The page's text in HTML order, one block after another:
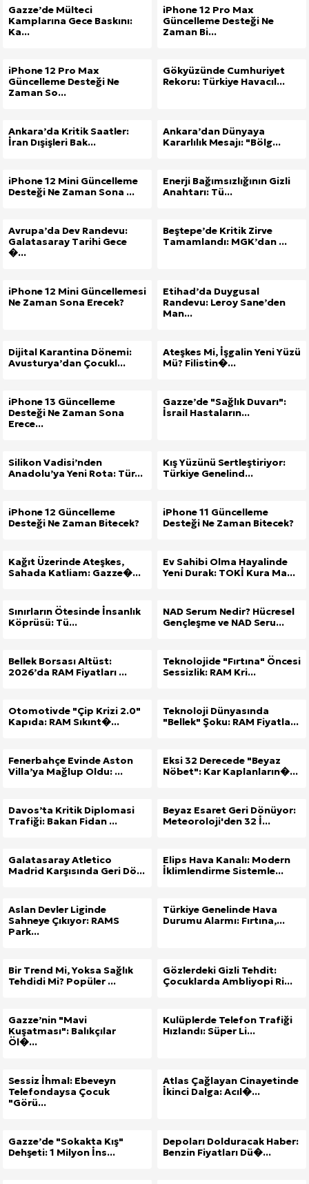
Gazze’de Mülteci
Kamplarına Gece Baskını:
Ka...
iPhone 12 Pro Max
Güncelleme Desteği Ne
Zaman Bi...
iPhone 12 Pro Max
Güncelleme Desteği Ne
Zaman So...
Gökyüzünde Cumhuriyet
Rekoru: Türkiye Havacıl...
Ankara’da Kritik Saatler:
İran Dışişleri Bak...
Ankara’dan Dünyaya
Kararlılık Mesajı: "Bölg...
iPhone 12 Mini Güncelleme
Desteği Ne Zaman Sona ...
Enerji Bağımsızlığının Gizli
Anahtarı: Tü...
Avrupa’da Dev Randevu:
Galatasaray Tarihi Gece
�...
Beştepe’de Kritik Zirve
Tamamlandı: MGK’dan ...
iPhone 12 Mini Güncellemesi
Ne Zaman Sona Erecek?
Etihad’da Duygusal
Randevu: Leroy Sane’den
Man...
Dijital Karantina Dönemi:
Avusturya’dan Çocukl...
Ateşkes Mi, İşgalin Yeni Yüzü
Mü? Filistin�...
iPhone 13 Güncelleme
Desteği Ne Zaman Sona
Erece...
Gazze’de "Sağlık Duvarı":
İsrail Hastaların...
Silikon Vadisi’nden
Anadolu’ya Yeni Rota: Tür...
Kış Yüzünü Sertleştiriyor:
Türkiye Genelind...
iPhone 12 Güncelleme
Desteği Ne Zaman Bitecek?
iPhone 11 Güncelleme
Desteği Ne Zaman Bitecek?
Kağıt Üzerinde Ateşkes,
Sahada Katliam: Gazze�...
Ev Sahibi Olma Hayalinde
Yeni Durak: TOKİ Kura Ma...
Sınırların Ötesinde İnsanlık
Köprüsü: Tü...
NAD Serum Nedir? Hücresel
Gençleşme ve NAD Seru...
Bellek Borsası Altüst:
2026’da RAM Fiyatları ...
Teknolojide "Fırtına" Öncesi
Sessizlik: RAM Kri...
Otomotivde "Çip Krizi 2.0"
Kapıda: RAM Sıkınt�...
Teknoloji Dünyasında
"Bellek" Şoku: RAM Fiyatla...
Fenerbahçe Evinde Aston
Villa’ya Mağlup Oldu: ...
Eksi 32 Derecede "Beyaz
Nöbet": Kar Kaplanların�...
Davos’ta Kritik Diplomasi
Trafiği: Bakan Fidan ...
Beyaz Esaret Geri Dönüyor:
Meteoroloji'den 32 İ...
Galatasaray Atletico
Madrid Karşısında Geri Dö...
Elips Hava Kanalı: Modern
İklimlendirme Sistemle...
Aslan Devler Liginde
Sahneye Çıkıyor: RAMS
Park...
Türkiye Genelinde Hava
Durumu Alarmı: Fırtına,...
Bir Trend Mi, Yoksa Sağlık
Tehdidi Mi? Popüler ...
Gözlerdeki Gizli Tehdit:
Çocuklarda Ambliyopi Ri...
Gazze’nin "Mavi
Kuşatması": Balıkçılar
Öl�...
Kulüplerde Telefon Trafiği
Hızlandı: Süper Li...
Sessiz İhmal: Ebeveyn
Telefondaysa Çocuk
"Görü...
Atlas Çağlayan Cinayetinde
İkinci Dalga: Acıl�...
Gazze’de "Sokakta Kış"
Dehşeti: 1 Milyon İns...
Depoları Dolduracak Haber:
Benzin Fiyatları Dü�...